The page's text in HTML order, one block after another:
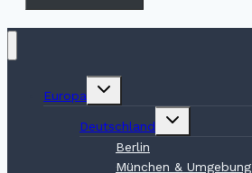
Europa
Untermenü
umschalten
Deutschland
Untermenü
umschalten
Berlin
München & Umgebung